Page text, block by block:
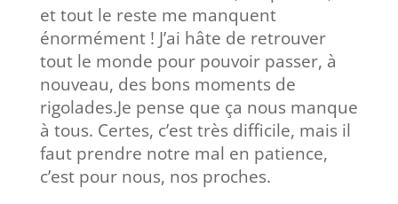
et tout le reste me manquent
énormément ! J’ai hâte de retrouver
tout le monde pour pouvoir passer, à
nouveau, des bons moments de
rigolades.Je pense que ça nous manque
à tous. Certes, c’est très difficile, mais il
faut prendre notre mal en patience,
c’est pour nous, nos proches.